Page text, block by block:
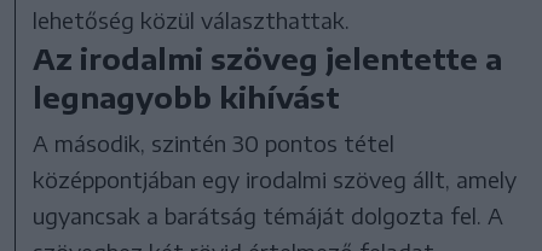
lehetőség közül választhattak.
Az irodalmi szöveg jelentette a
legnagyobb kihívást
A második, szintén 30 pontos tétel
középpontjában egy irodalmi szöveg állt, amely
ugyancsak a barátság témáját dolgozta fel. A